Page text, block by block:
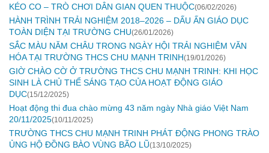
KÉO CO – TRÒ CHƠI DÂN GIAN QUEN THUỘC(06/02/2026)
HÀNH TRÌNH TRẢI NGHIỆM 2018–2026 – DẤU ẤN GIÁO DỤC
TOÀN DIỆN TẠI TRƯỜNG CHU(26/01/2026)
SẮC MÀU NĂM CHÂU TRONG NGÀY HỘI TRẢI NGHIỆM VĂN
HÓA TẠI TRƯỜNG THCS CHU MẠNH TRINH(19/01/2026)
GIỜ CHÀO CỜ Ở TRƯỜNG THCS CHU MẠNH TRINH: KHI HỌC
SINH LÀ CHỦ THỂ SÁNG TẠO CỦA HOẠT ĐỘNG GIÁO
DỤC(15/12/2025)
Hoạt động thi đua chào mừng 43 năm ngày Nhà giáo Việt Nam
20/11/2025(10/11/2025)
TRƯỜNG THCS CHU MẠNH TRINH PHÁT ĐỘNG PHONG TRÀO
ỦNG HỘ ĐỒNG BÀO VÙNG BÃO LŨ(13/10/2025)